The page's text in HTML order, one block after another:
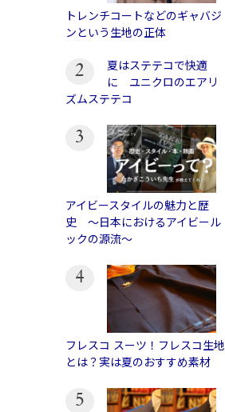
トレンチコートなどのギャバジ
ンという生地の正体
2
夏はステテコで快適
に ユニクロのエアリ
ズムステテコ
3
アイビースタイルの魅力と歴
史 〜日本におけるアイビール
ックの源流〜
4
フレスコ スーツ！フレスコ生地
とは？実は夏のおすすめ素材
5